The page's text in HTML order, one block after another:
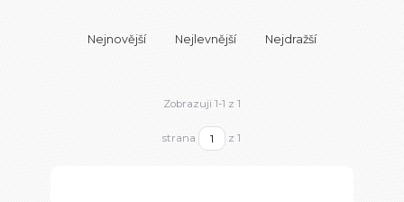
Nejnovější Nejlevnější Nejdražší
Zobrazuji 1-1 z 1
strana z 1